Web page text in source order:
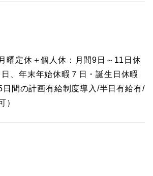
曜定休＋個人休：月間9日～11日休
、年末年始休暇７日・誕生日休暇
間の計画有給制度導入/半日有給有/
）